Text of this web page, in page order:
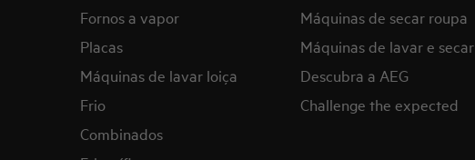
Fornos a vapor
Placas
Máquinas de lavar loiça
Frio
Combinados
Máquinas de secar roupa
Máquinas de lavar e secar
Descubra a AEG
Challenge the expected